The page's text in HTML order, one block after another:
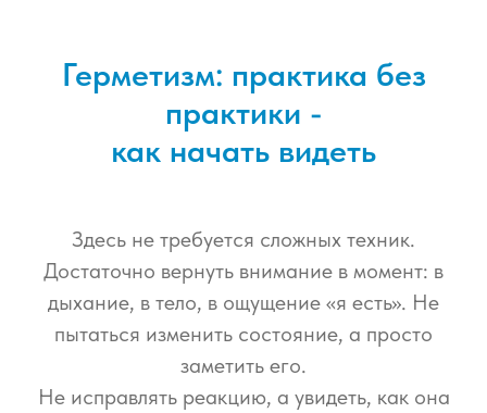
Герметизм: практика без
практики -
как начать видеть
Здесь не требуется сложных техник.
Достаточно вернуть внимание в момент: в
дыхание, в тело, в ощущение «я есть». Не
пытаться изменить состояние, а просто
заметить его.
Не исправлять реакцию, а увидеть, как она